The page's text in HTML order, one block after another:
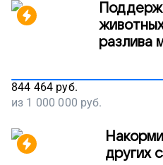
разлива
844 464 руб.
из 1 000 000 руб.
других